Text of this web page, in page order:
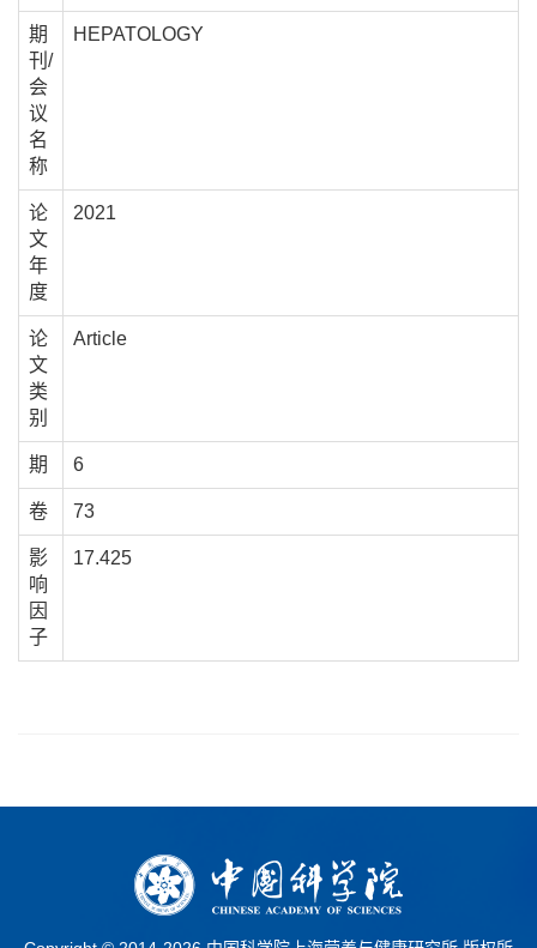
期
刊/
会
议
名
称
HEPATOLOGY
论
文
年
度
2021
论
文
类
别
Article
期 6
卷 73
影
响
因
子
17.425